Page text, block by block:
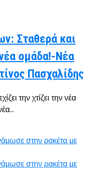
Σταθερά και
ομάδα!-Νέα
Πασχαλίδης
την χτίζει την νέα